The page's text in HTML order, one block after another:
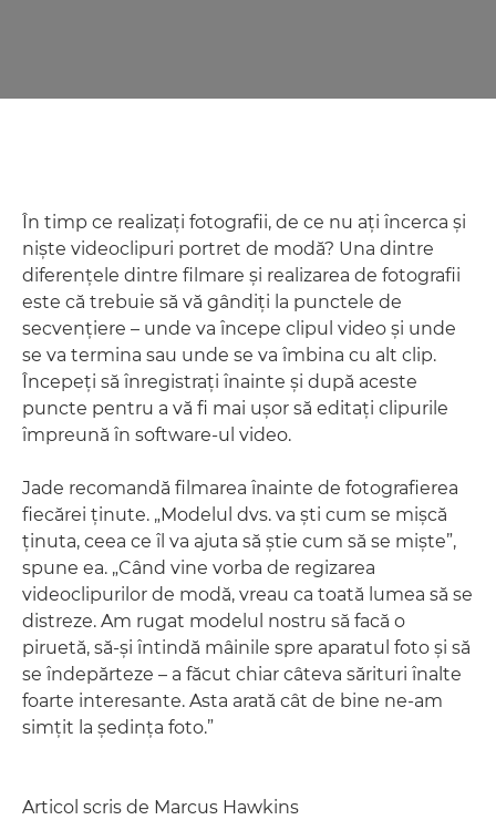
În timp ce realizaţi fotografii, de ce nu aţi încerca şi
nişte videoclipuri portret de modă? Una dintre
diferenţele dintre filmare şi realizarea de fotografii
este că trebuie să vă gândiţi la punctele de
secvenţiere – unde va începe clipul video şi unde
se va termina sau unde se va îmbina cu alt clip.
Începeţi să înregistraţi înainte şi după aceste
puncte pentru a vă fi mai uşor să editaţi clipurile
împreună în software-ul video.
Jade recomandă filmarea înainte de fotografierea
fiecărei ţinute. „Modelul dvs. va şti cum se mişcă
ţinuta, ceea ce îl va ajuta să ştie cum să se mişte”,
spune ea. „Când vine vorba de regizarea
videoclipurilor de modă, vreau ca toată lumea să se
distreze. Am rugat modelul nostru să facă o
piruetă, să-şi întindă mâinile spre aparatul foto şi să
se îndepărteze – a făcut chiar câteva sărituri înalte
foarte interesante. Asta arată cât de bine ne-am
simţit la şedinţa foto.”
Articol scris de Marcus Hawkins